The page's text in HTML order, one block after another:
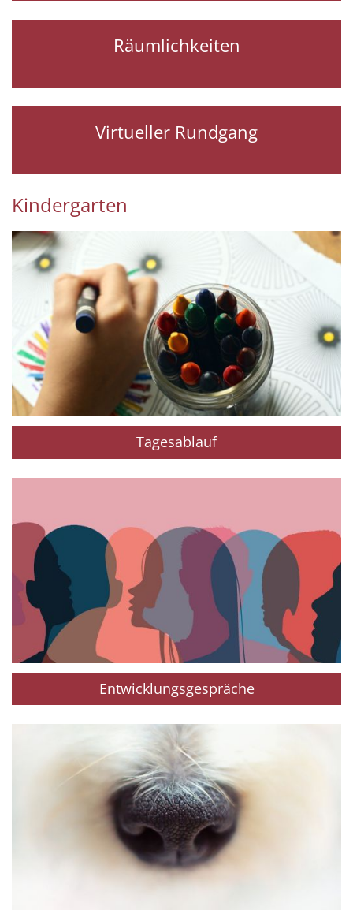
Räumlichkeiten
Virtueller Rundgang
Kindergarten
Tagesablauf
Entwicklungsgespräche